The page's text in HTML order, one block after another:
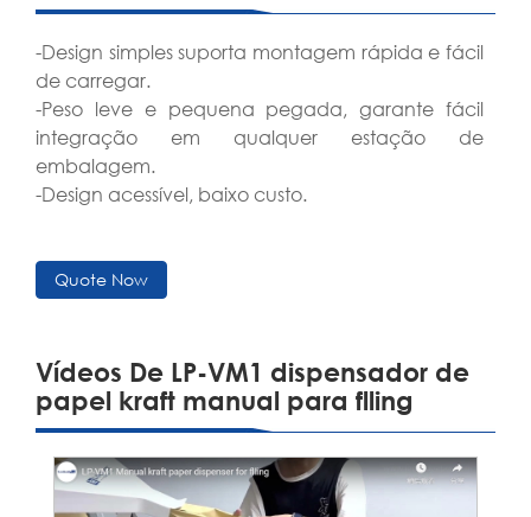
-Design simples suporta montagem rápida e fácil
de carregar.
-Peso leve e pequena pegada, garante fácil
integração em qualquer estação de
embalagem.
-Design acessível, baixo custo.
Quote Now
Vídeos De LP-VM1 dispensador de
papel kraft manual para flling